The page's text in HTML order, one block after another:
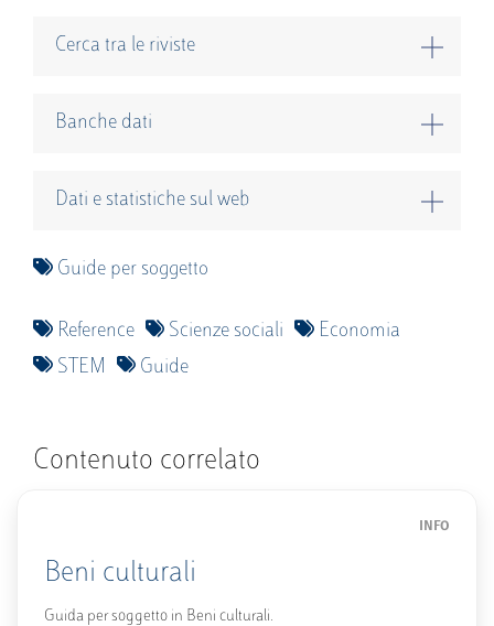
Cerca tra le riviste
Banche dati
Dati e statistiche sul web
Guide per soggetto
Reference Scienze sociali
Economia
STEM
Guide
Contenuto correlato
INFO
Beni culturali
Guida per soggetto in Beni culturali.